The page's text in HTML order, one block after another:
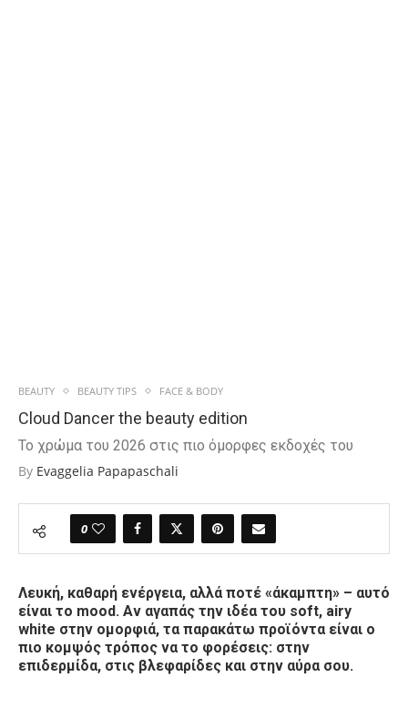
BEAUTY BEAUTY TIPS FACE & BODY
Cloud Dancer the beauty edition
Το χρώμα του 2026 στις πιο όμορφες εκδοχές του
By Evaggelia Papapaschali
0
Λευκή, καθαρή ενέργεια, αλλά ποτέ «άκαμπτη» – αυτό
είναι το mood. Αν αγαπάς την ιδέα του soft, airy
white στην ομορφιά, τα παρακάτω προϊόντα είναι ο
πιο κομψός τρόπος να το φορέσεις: στην
επιδερμίδα, στις βλεφαρίδες και στην αύρα σου.